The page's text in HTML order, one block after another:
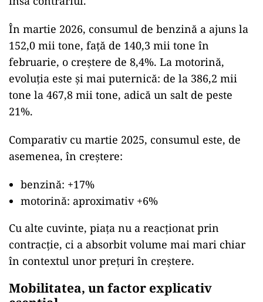
În martie 2026, consumul de benzină a ajuns la
152,0 mii tone, față de 140,3 mii tone în
februarie, o creștere de 8,4%. La motorină,
evoluția este și mai puternică: de la 386,2 mii
tone la 467,8 mii tone, adică un salt de peste
21%.
Comparativ cu martie 2025, consumul este, de
asemenea, în creștere:
benzină: +17%
motorină: aproximativ +6%
Cu alte cuvinte, piața nu a reacționat prin
contracție, ci a absorbit volume mai mari chiar
în contextul unor prețuri în creștere.
Mobilitatea, un factor explicativ